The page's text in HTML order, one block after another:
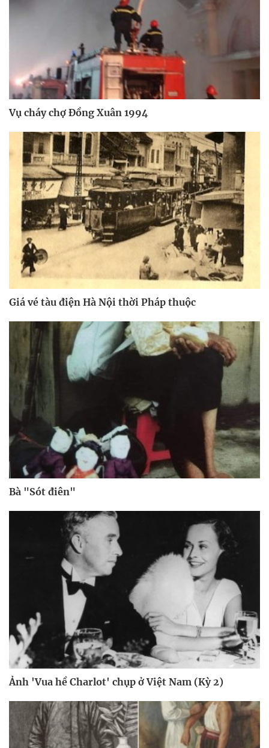
Vụ cháy chợ Đồng Xuân 1994
Giá vé tàu điện Hà Nội thời Pháp thuộc
Bà "Sót điên"
Ảnh 'Vua hề Charlot' chụp ở Việt Nam (Kỳ 2)